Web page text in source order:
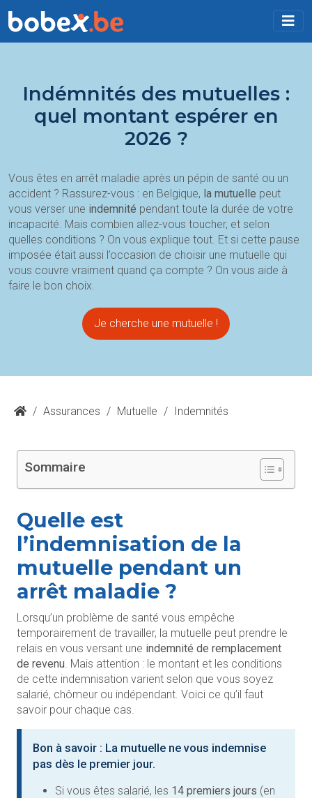
Indémnités des mutuelles :
quel montant espérer en
2026 ?
Vous êtes en arrêt maladie après un pépin de santé ou un
accident ? Rassurez-vous : en Belgique, la mutuelle peut
vous verser une indemnité pendant toute la durée de votre
incapacité. Mais combien allez-vous toucher, et selon
quelles conditions ? On vous explique tout. Et si cette pause
imposée était aussi l’occasion de choisir une mutuelle qui
vous couvre vraiment quand ça compte ? On vous aide à
faire le bon choix.
Je cherche une mutuelle !
/ Assurances / Mutuelle / Indemnités
Sommaire
Quelle est
l’indemnisation de la
mutuelle pendant un
arrêt maladie ?
Lorsqu’un problème de santé vous empêche
temporairement de travailler, la mutuelle peut prendre le
relais en vous versant une indemnité de remplacement
de revenu . Mais attention : le montant et les conditions
de cette indemnisation varient selon que vous soyez
salarié, chômeur ou indépendant. Voici ce qu’il faut
savoir pour chaque cas.
Bon à savoir : La mutuelle ne vous indemnise
pas dès le premier jour.
Si vous êtes salarié, les 14 premiers jours (en